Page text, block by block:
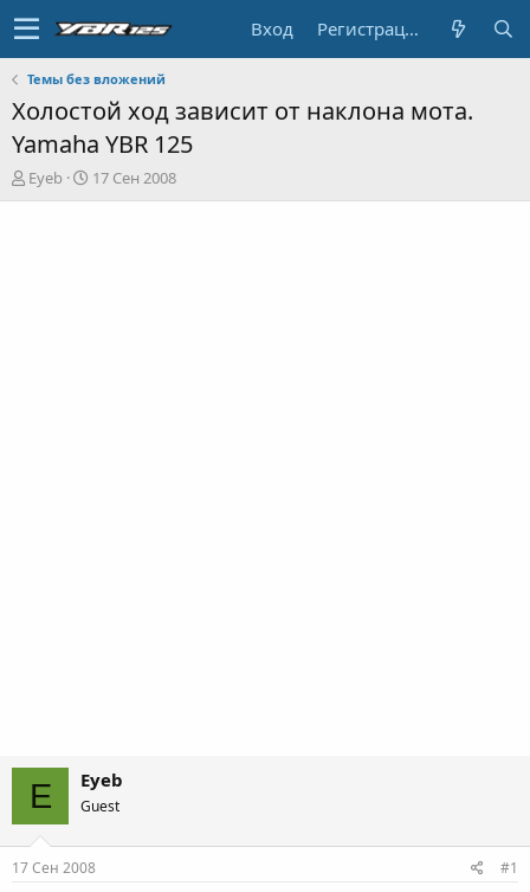
Вход Регистрация
Темы без вложений
Холостой ход зависит от наклона мота.
Yamaha YBR 125
А
в
Eyeb
Д
а
17 Сен 2008
E Eyeb
Guest
17 Сен 2008 #1